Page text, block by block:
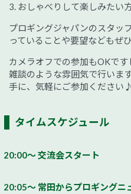
おしゃべりして楽しみたい
プロギングジャパンのスタッ
っていることや要望などもぜ
カメラオフでの参加もOKです
雑談のような雰囲気で行いま
手に、気軽にご参加ください♪
タイムスケジュール
20:00～ 交流会スタート
20:05～ 常田からプロギングニ